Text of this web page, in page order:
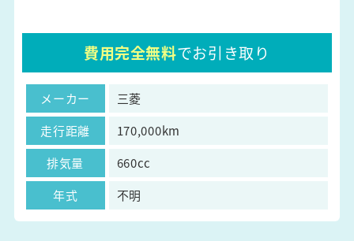
費用完全無料でお引き取り
メーカー
三菱
走行距離
170,000km
排気量
660cc
年式
不明